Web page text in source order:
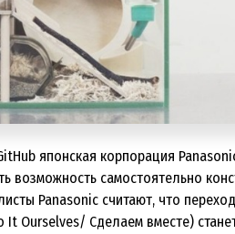
японская корпорация
возможность самостоятельно
Panasonic считают, что
It Ourselves/ Сделаем вместе)